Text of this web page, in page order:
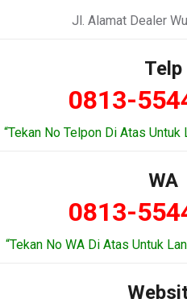
Jl. Alamat Dealer
Telp
0813-
“Tekan No Telpon Di Atas
WA
0813-
“Tekan No WA Di Atas Untuk